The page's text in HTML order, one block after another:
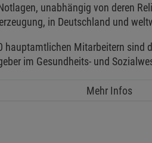
unabhängig von deren
in Deutschland und
hauptamtlichen Mitarbeitern sind
im Gesundheits- und
Mehr Infos